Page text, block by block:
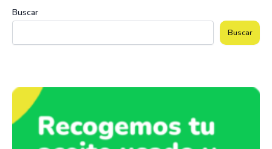
Buscar
Buscar